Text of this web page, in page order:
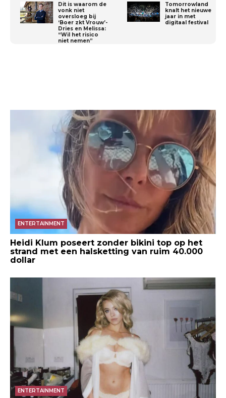
Dit is waarom de
vonk niet
oversloeg bij
‘Boer zkt Vrouw’-
Dries en Melissa:
“Wil het risico
niet nemen”
Tomorrowland
knalt het nieuwe
jaar in met
digitaal festival
ENTERTAINMENT
Heidi Klum poseert zonder bikini top op het
strand met een halsketting van ruim 40.000
dollar
ENTERTAINMENT